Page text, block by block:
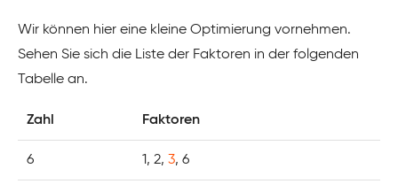
Wir können hier eine kleine Optimierung vornehmen.
Sehen Sie sich die Liste der Faktoren in der folgenden
Tabelle an.
Zahl Faktoren
6 1, 2, 3, 6